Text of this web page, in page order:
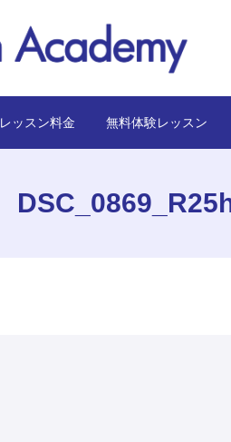
レッスン料金 無料体験レッスン